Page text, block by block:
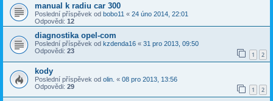
manual k radiu car 300
Poslední příspěvek od bobo11 « 24 úno 2014, 22:01
Odpovědi: 12
diagnostika opel-com
Poslední příspěvek od kzdenda16 « 31 pro 2013, 09:50
Odpovědi: 23 1 2
kody
Poslední příspěvek od olin. « 08 pro 2013, 13:56
Odpovědi: 29 1 2